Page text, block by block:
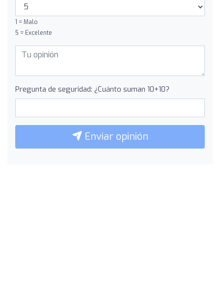
1 = Malo
5 = Excelente
Pregunta de seguridad: ¿Cuánto suman 10+10?
Enviar opinión